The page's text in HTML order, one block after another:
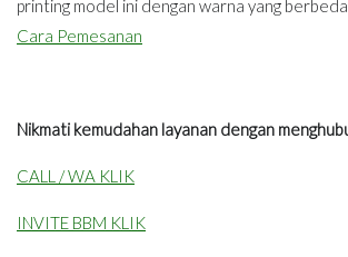
printing model ini dengan warna yang
Cara Pemesanan
Nikmati kemudahan layanan dengan
CALL / WA KLIK
INVITE BBM KLIK